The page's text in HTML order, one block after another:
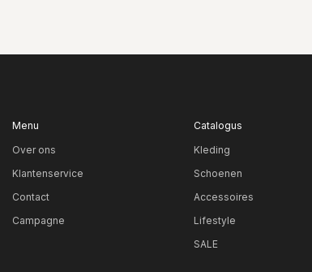
Menu
Over ons
Klantenservice
Contact
Campagne
Catalogus
Kleding
Schoenen
Accessoires
Lifestyle
SALE